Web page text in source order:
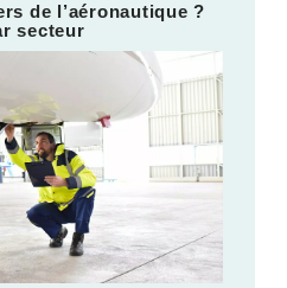
de l’aéronautique ?
secteur